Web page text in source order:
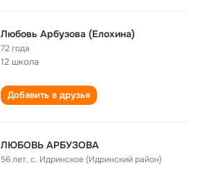
Любовь Арбузова (Елохина)
72 года
12 школа
Добавить в друзья
ЛЮБОВЬ АРБУЗОВА
56 лет,с. Идринское (Идринский район)